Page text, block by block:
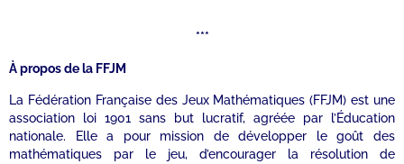
***
À propos de la FFJM
La Fédération Française des Jeux Mathématiques (FFJM) est une
association loi 1901 sans but lucratif, agréée par l’Éducation
nationale. Elle a pour mission de développer le goût des
mathématiques par le jeu, d’encourager la résolution de